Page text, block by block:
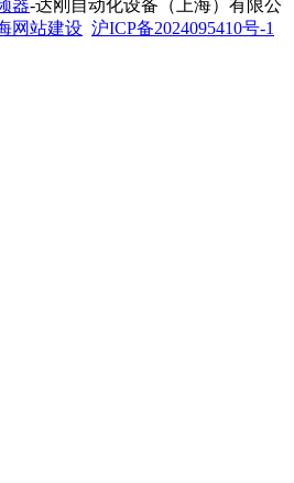
器-达刚自动化设备（上海）有限公
网站建设 沪ICP备2024095410号-1